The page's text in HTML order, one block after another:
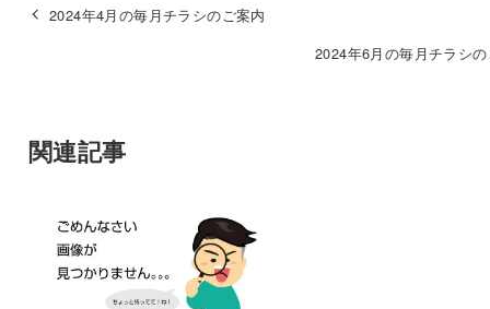
2024年4月の毎月チラシのご案内
2024年6月の毎月チラシ
関連記事